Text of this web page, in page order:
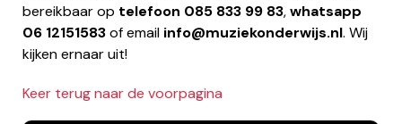
bereikbaar op telefoon 085 833 99 83,whatsapp
06 12151583of email info@muziekonderwijs.nl. Wij
kijken ernaar uit!
Keer terug naar de voorpagina